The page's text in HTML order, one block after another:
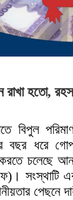
রাখা হতো,
বিপুল
ধরে
চলেছে
সংস্থাটি
পেছনে